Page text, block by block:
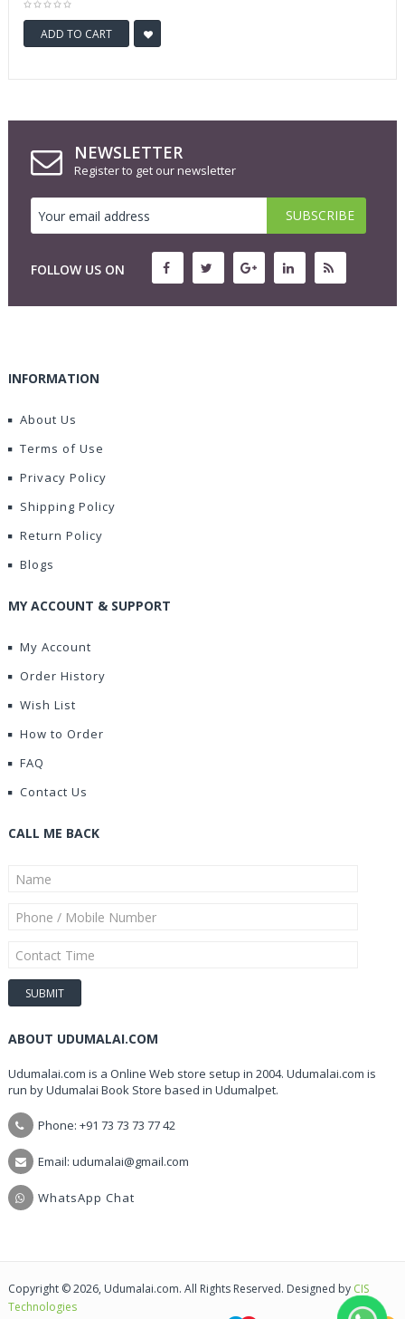
ADD TO CART
NEWSLETTER
Register to get our newsletter
FOLLOW US ON
INFORMATION
About Us
Terms of Use
Privacy Policy
Shipping Policy
Return Policy
Blogs
MY ACCOUNT & SUPPORT
My Account
Order History
Wish List
How to Order
FAQ
Contact Us
CALL ME BACK
ABOUT UDUMALAI.COM
Udumalai.com is a Online Web store setup in 2004. Udumalai.com is
run by Udumalai Book Store based in Udumalpet.
Phone: +91 73 73 73 77 42
Email: udumalai@gmail.com
WhatsApp Chat
Copyright © 2026, Udumalai.com. All Rights Reserved. Designed by CIS
Technologies